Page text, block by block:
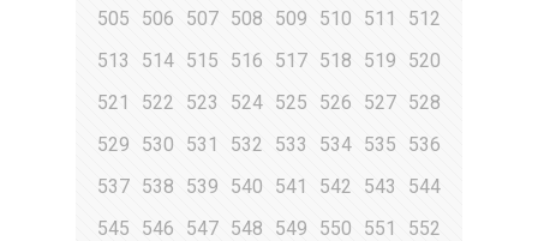
505
506 507 508 509 510 511
512
513
514 515 516 517 518 519
520
521
522 523 524 525 526 527 528
529
530 531 532 533 534 535
536
537 538 539 540 541 542 543
544
545
546 547 548 549 550 551
552